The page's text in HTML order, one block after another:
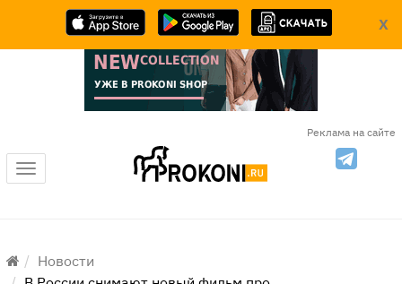
X
Реклама на сайте
Меню
Новости